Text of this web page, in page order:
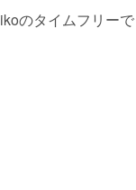
のタイムフリー